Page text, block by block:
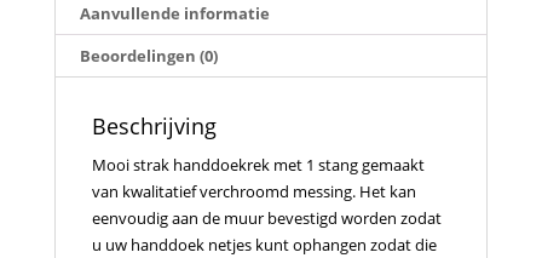
Aanvullende informatie
Beoordelingen (0)
Beschrijving
Mooi strak handdoekrek met 1 stang gemaakt
van kwalitatief verchroomd messing. Het kan
eenvoudig aan de muur bevestigd worden zodat
u uw handdoek netjes kunt ophangen zodat die